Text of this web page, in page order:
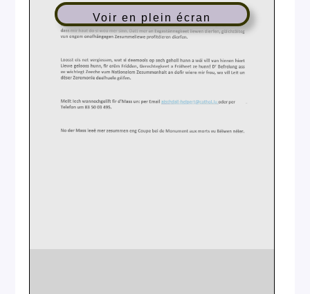
Voir en plein écran